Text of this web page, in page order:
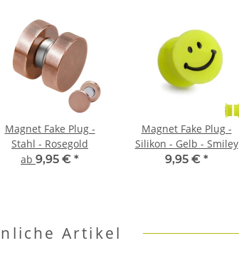
Magnet Fake Plug -
Stahl - Rosegold
ab 9,95 € *
Magnet Fake Plug -
Silikon - Gelb - Smiley
9,95 € *
Artikel